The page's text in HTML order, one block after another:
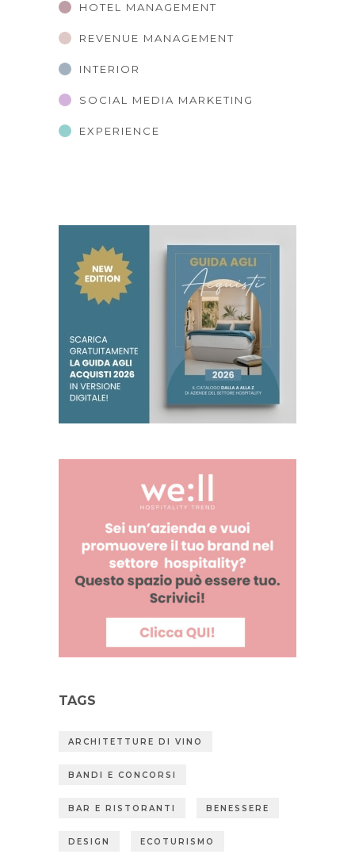
HOTEL MANAGEMENT
REVENUE MANAGEMENT
INTERIOR
SOCIAL MEDIA MARKETING
EXPERIENCE
TAGS
ARCHITETTURE DI VINO
BANDI E CONCORSI
BAR E RISTORANTI BENESSERE
DESIGN ECOTURISMO